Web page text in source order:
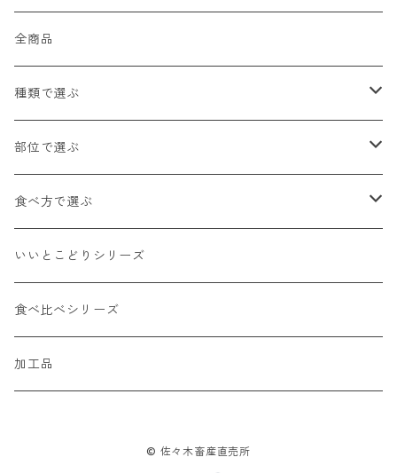
全商品
種類で選ぶ
国産牛（乳用種）
四季彩牛（国産交雑種）
内臓（国産牛）
その他
部位で選ぶ
ロース
肩ロース
カタ
バラ
食べ方で選ぶ
ステーキ
しゃぶしゃぶ
すき焼き
いいとこどりシリーズ
食べ比べシリーズ
加工品
© 佐々木畜産直売所